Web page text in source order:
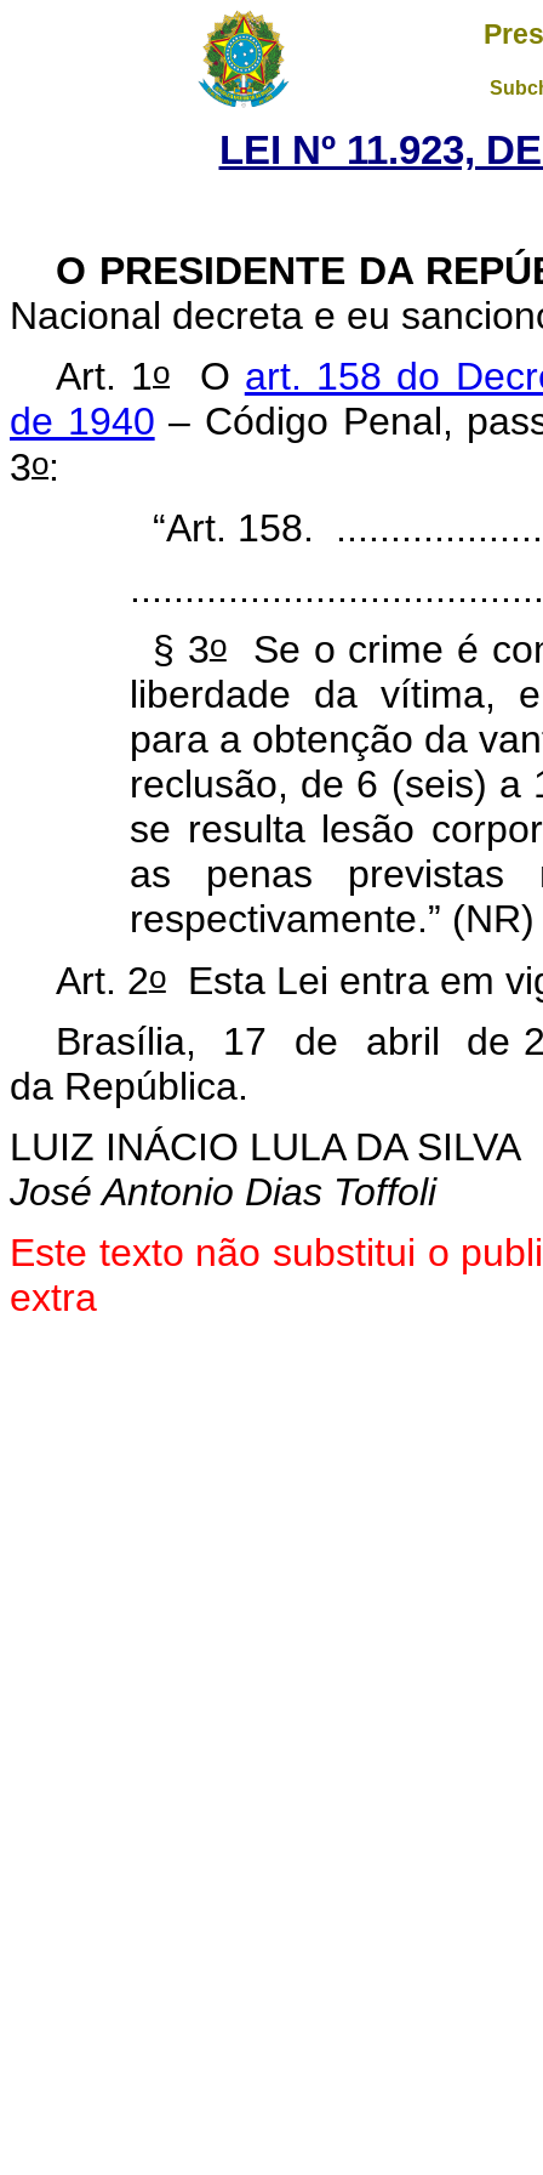
LEI Nº 11.923,
O PRESIDENTE DA
Nacional decreta e eu
Art. 1o O art. 158 do
de 1940 – Código Penal,
3o:
“Art. 158.
§ 3oSe o crime é
liberdade da vítima,
para a obtenção da
reclusão, de 6 (seis) a
se resulta lesão
as penas
respectivamente.”
Art. 2oEsta Lei entra em
Brasília, 17 de abril de
da República.
LUIZ INÁCIO LULA DA SILVA
José Antonio Dias Toffoli
Este texto não substitui o
extra